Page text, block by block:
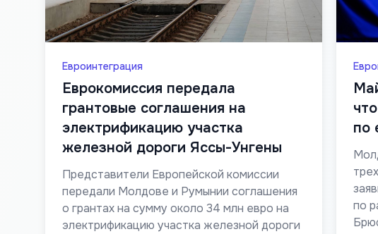
Евроинтеграция
Еврокомиссия передала
грантовые соглашения на
электрификацию участка
железной дороги Яссы-Унгены
Представители Европейской комиссии
передали Молдове и Румынии соглашения
о грантах на сумму около 34 млн евро на
электрификацию участка железной дороги
по
по